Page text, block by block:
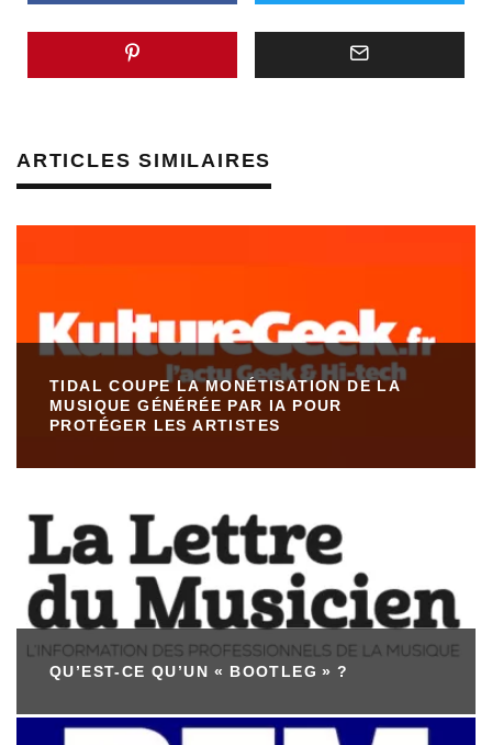
ARTICLES SIMILAIRES
TIDAL COUPE LA MONÉTISATION DE LA
MUSIQUE GÉNÉRÉE PAR IA POUR
PROTÉGER LES ARTISTES
QU’EST-CE QU’UN « BOOTLEG » ?